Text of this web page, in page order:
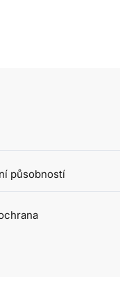
působností